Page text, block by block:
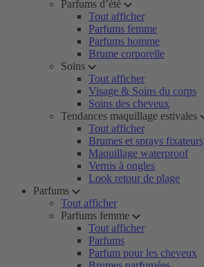
Parfums d’été
Tout afficher
Parfums femme
Parfums homme
Brume corporelle
Soins
Tout afficher
Visage & Soins du corps
Soins des cheveux
Tendances maquillage estivales
Tout afficher
Brumes et sprays fixateurs
Maquillage waterproof
Vernis à ongles
Look retour de plage
Parfums
Tout afficher
Parfums femme
Tout afficher
Parfums
Parfum pour les cheveux